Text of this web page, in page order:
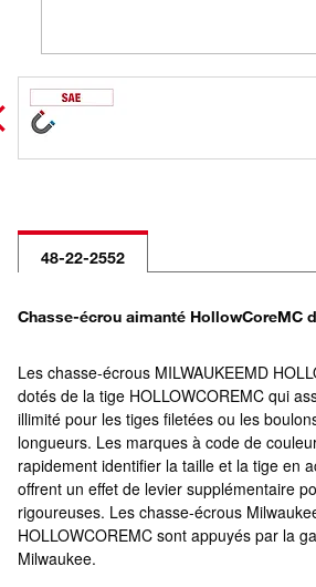
48-22-2552
Chasse-écrou aimanté HollowCoreMC
Les chasse-écrous MILWAUKEEMD
dotés de la tige HOLLOWCOREMC qui
illimité pour les tiges filetées ou les
longueurs. Les marques à code de
rapidement identifier la taille et la tige en
offrent un effet de levier supplémentaire
rigoureuses. Les chasse-écrous
HOLLOWCOREMC sont appuyés par la
Milwaukee.